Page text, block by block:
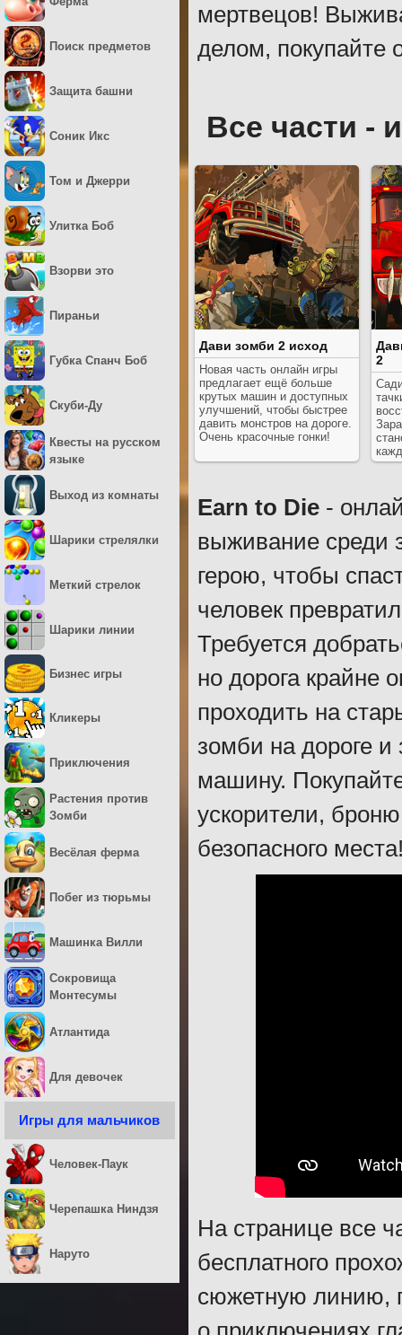
мертвецов!
делом, покупайте
Все части -
Дави зомби 2 исход
Новая часть онлайн игры
предлагает ещё больше
крутых машин и доступных
улучшений, чтобы быстрее
давить монстров на дороге.
Очень красочные гонки!
2
Earn to Die -
выживание среди
герою, чтобы
человек
Требуется
но дорога крайне
проходить на
зомби на дороге и
машину.
ускорители,
безопасного
На странице все
бесплатного
сюжетную линию,
Поиск предметов
Защита башни
Соник Икс
Том и Джерри
Улитка Боб
Взорви это
Пираньи
Губка Спанч Боб
Скуби-Ду
Квесты на русском
языке
Выход из комнаты
Шарики стрелялки
Меткий стрелок
Шарики линии
Бизнес игры
Кликеры
Приключения
Растения против
Зомби
Весёлая ферма
Побег из тюрьмы
Машинка Вилли
Сокровища
Монтесумы
Атлантида
Для девочек
Игры для мальчиков
Человек-Паук
Черепашка Ниндзя
Наруто